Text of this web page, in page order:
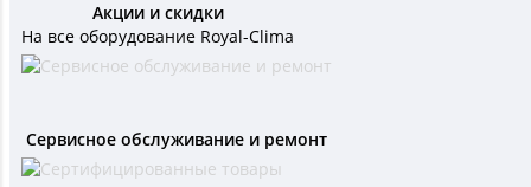
Акции и скидки
На все оборудование Royal-Clima
Сервисное обслуживание и ремонт